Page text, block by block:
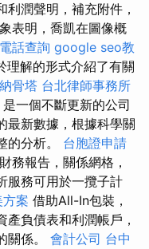
潤聲明，補充附件，
表明，喬凱在圖像概
電話查詢 google seo教
理解的形式介紹了有關
納骨塔 台北律師事務所
是一個不斷更新的公司
最新數據，根據科學關
的分析。 台胞證申請
務報告，關係網格，
服務可用於一攬子計
案 借助All-In包裝，
負債表和利潤帳戶，
關係。 會計公司 台中